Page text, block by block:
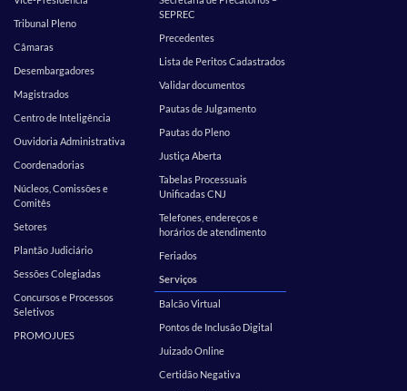
Tribunal Pleno
Câmaras
Desembargadores
Magistrados
Centro de Inteligência
Ouvidoria Administrativa
Coordenadorias
Núcleos, Comissões e
Comitês
Setores
Plantão Judiciário
Sessões Colegiadas
Concursos e Processos
Seletivos
PROMOJUES
SEPREC
Precedentes
Lista de Peritos Cadastrados
Validar documentos
Pautas de Julgamento
Pautas do Pleno
Justiça Aberta
Tabelas Processuais
Unificadas CNJ
Telefones, endereços e
horários de atendimento
Feriados
Serviços
Balcão Virtual
Pontos de Inclusão Digital
Juizado Online
Certidão Negativa